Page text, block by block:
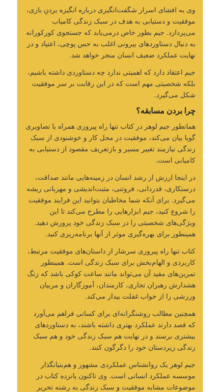
وی به افشای اسرار شگفت‌انگیزی درباره انگیزه بردنِ بازی،
موفقیت و دستیابی به هدف در سبک زندگی کامیاب
می‌پردازد. جیم بطور خاص درمی‌یابد که جستجوی کورکورانه
به دنبال دستاوردهای بیرونی اغلب به حس پوچی، اعتیاد و در
نهایت عملکرد ضعیف انسان منجر خواهد شد.
جیم اعتقاد دارد که اهمیتی ندارد چه دستاوردی داشته باشیم،
بلکه شخصیتی مهم است که در این رقابت بر سر موفقیت
شکل می‌گیرد.
چرا بردن مسابقه؟
همانطور جیم لوهر در کتاب تنها راه پیروزی همراه با تصاویری
گویا بیان می‌کند، موفقیت در محل کار و خوشنودی از سبک
زندگی نیازمند تغییر مسیر و بازتعریف مقصود از دستیابی به
کامیابی است.
در اینجا ارزش از رشد انسان در زمینه‌هایی مانند صداقت،
درستکاری، قدردانی، فروتنی، مثبت‌اندیشی و مهربانی ریشه
می‌گیرد. برای آنکه شما مخاطبان بتوانید این فرایند موفقیت
را شروع کنید، جیم ابزارهایی را مطرح می‌کند تا این
ویژگی‌های شخصیتی را در سبک زندگی خود پرورش دهید.
همینطور برای بهره‌گیری موثر از آنها برنامه‌ریزی کنید.
کتاب تنها راه پیروزی سرشار از داستان‌های موفقیت مرتبط،
کاربردی و الهام‌بخش برای سبک زندگی است. همینطور
تمرین‌های مفید آن می‌تواند مانند ساعت کوکی باشد که زنگ
هشدارش رهبران تجاری، کارمندان، آموزگاران و مربیان
ورزشی را از خواب غفلت بیدار می‌کند.
همچنین مطالب روشنگرانه‌ای برای کسانی فراهم می‌آورد
که قصد دارند عملکرد بهتری داشته باشند، به دستاوردهای
بیشتری برسند و در نهایت هم سبک زندگی خود و هم سبک
زندگی زیردستان خود را دگرگون کنند.
جیم لوهر یک روانشناس عملکردی مشهور و هم‌بنیانگذار
موسسه عملکرد انسانی است. وی تاکنون پانزده کتاب در
موضوعات مشابه موفقیت و سبک زندگی به رشته تحریر